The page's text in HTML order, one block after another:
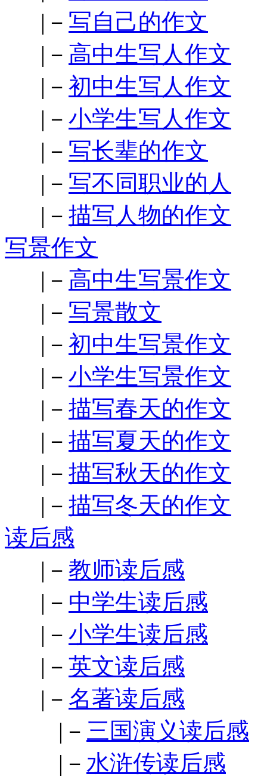
|－ 写自己的作文
|－ 高中生写人作文
|－ 初中生写人作文
|－ 小学生写人作文
|－ 写长辈的作文
|－ 写不同职业的人
|－ 描写人物的作文
写景作文
|－ 高中生写景作文
|－ 写景散文
|－ 初中生写景作文
|－ 小学生写景作文
|－ 描写春天的作文
|－ 描写夏天的作文
|－ 描写秋天的作文
|－ 描写冬天的作文
读后感
|－ 教师读后感
|－ 中学生读后感
|－ 小学生读后感
|－ 英文读后感
|－ 名著读后感
|－ 三国演义读后感
|－ 水浒传读后感